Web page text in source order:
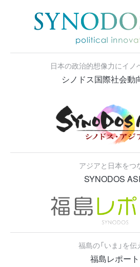
日本の政治的想像力にイノ
シノドス国際社会動
アジアと日本をつ
SYNODOS
福島の「いま」を伝
福島レポート